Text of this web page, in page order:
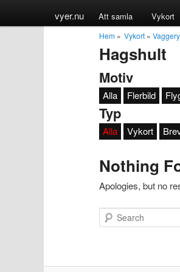
vyer.nu Att samla Vykort
Hem » Vykort »
Hagshult
Motiv
Alla Flerbild
Typ
Alla Vykort
Nothing
Apologies, but no
Search